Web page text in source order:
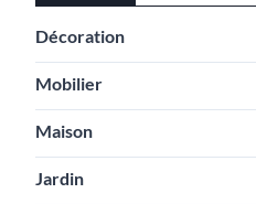
Décoration
Mobilier
Maison
Jardin